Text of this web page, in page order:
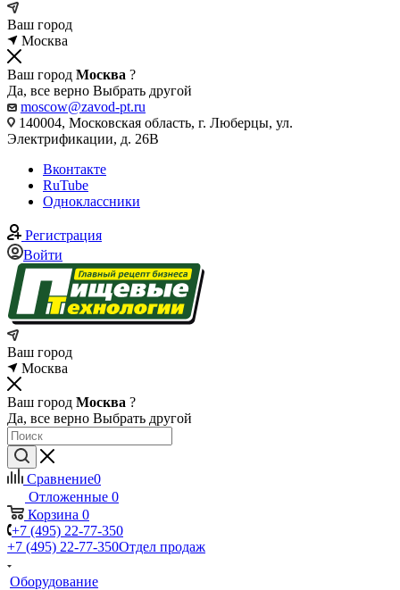
Ваш город
Москва
Ваш город Москва ?
Да, все верно Выбрать другой
moscow@zavod-pt.ru
140004, Московская область, г. Люберцы, ул.
Электрификации, д. 26В
Вконтакте
RuTube
Одноклассники
Регистрация
Войти
Ваш город
Москва
Ваш город Москва ?
Да, все верно Выбрать другой
Сравнение0
Отложенные 0
Корзина 0
+7 (495) 22-77-350
+7 (495) 22-77-350Отдел продаж
Оборудование